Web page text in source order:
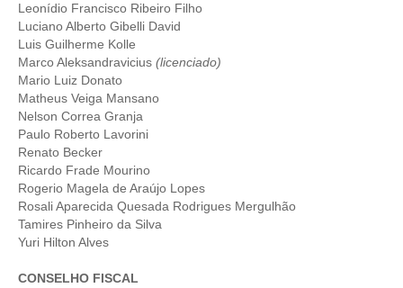
CONTRIBUIÇÃO SINDICAL URBANA
REVISÃO DE APOSENTADORIA
FGTS EXPURGOS
FGTS CORREÇÃO
LEGISLAÇÃO
LEI 4.950-A/1966 – PISO SALARIAL
LEI 5.194/1966 – REGULAMENTAÇÃO DA PROFISSÃO
Leonídio Francisco Ribeiro Filho
Luciano Alberto Gibelli David
Luis Guilherme Kolle
Marco Aleksandravicius (licenciado)
Mario Luiz Donato
Matheus Veiga Mansano
Nelson Correa Granja
Paulo Roberto Lavorini
Renato Becker
Ricardo Frade Mourino
Rogerio Magela de Araújo Lopes
Rosali Aparecida Quesada Rodrigues Mergulhão
Tamires Pinheiro da Silva
Yuri Hilton Alves
CONSELHO FISCAL